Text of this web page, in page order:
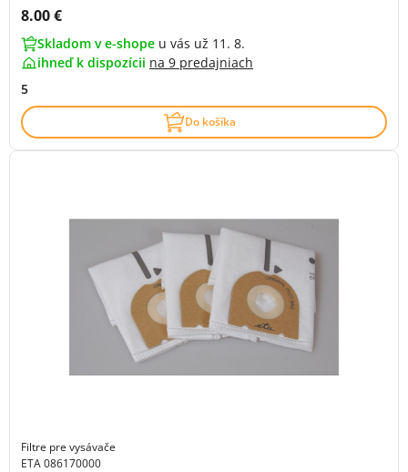
Cena s DPH:
8.00 €
Skladom v e-shope u vás už 11. 8.
ihneď k dispozícii na 9 predajniach
5
Do košíka
Filtre pre vysávače
ETA 086170000